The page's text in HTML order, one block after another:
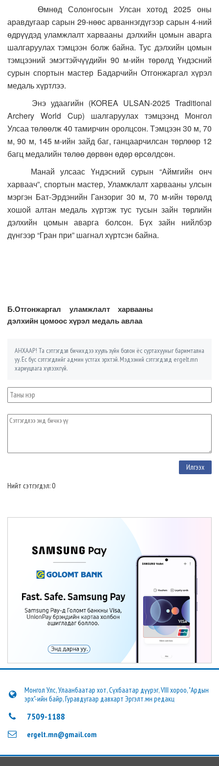
Өмнөд Солонгосын Улсан хотод 2025 оны
аравдугаар сарын 29-нөөс арваннэгдүгээр сарын 4-ний
өдрүүдэд уламжлалт харвааны дэлхийн цомын аварга
шалгаруулах тэмцээн болж байна. Тус дэлхийн цомын
тэмцээний эмэгтэйчүүдийн 90 м-ийн төрөлд Үндэсний
сурын спортын мастер Бадарчийн Отгонжаргал хүрэл
медаль хүртлээ.
Энэ удаагийн (KOREA ULSAN-2025 Traditional
Archery World Cup) шалгаруулах тэмцээнд Монгол
Улсаа төлөөлж 40 тамирчин оролцсон. Тэмцээн 30 м, 70
м, 90 м, 145 м-ийн зайд баг, ганцаарчилсан төрлөөр 12
багц медалийн төлөө дөрвөн өдөр өрсөлдсөн.
Манай улсаас Үндэсний сурын “Аймгийн онч
харваач”, спортын мастер, Уламжлалт харвааны улсын
мэргэн Бат-Эрдэнийн Ганзориг 30 м, 70 м-ийн төрөлд
хошой алтан медаль хүртэж тус тусын зайн төрлийн
дэлхийн цомын аварга болсон. Бүх зайн нийлбэр
дүнгээр “Гран при” шагнал хүртсэн байна.
Б.Отгонжаргал уламжлалт харвааны
дэлхийн цомоос хүрэл медаль авлаа
АНХААР! Та сэтгэгдэл бичихдээ хууль зүйн болон ёс суртахууныг баримтална
уу. Ёс бус сэтгэгдлийг админ устгах эрхтэй. Мэдээний сэтгэгдэлд ergelt.mn
хариуцлага хүлээхгүй.
Нийт сэтгэгдэл: 0
Монгол Улс, Улаанбаатар хот, Сүхбаатар дүүрэг, VIII хороо, "Ардын
эрх"-ийн байр, Гуравдугаар давхарт Эргэлт.мн редакц
7509-1188
ergelt.mn@gmail.com